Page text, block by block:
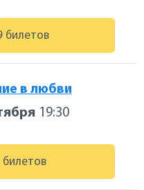
билетов
в любви
19:30
билетов